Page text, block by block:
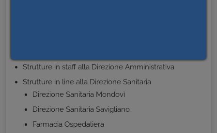
Strutture in staff alla Direzione Amministrativa
Strutture in line alla Direzione Sanitaria
Direzione Sanitaria Mondovì
Direzione Sanitaria Savigliano
Farmacia Ospedaliera